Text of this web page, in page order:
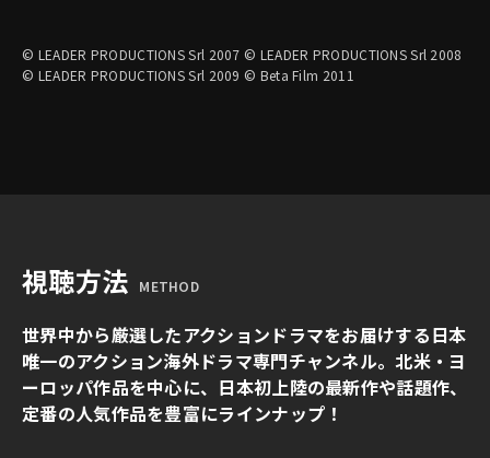
© LEADER PRODUCTIONS Srl 2007 © LEADER PRODUCTIONS Srl 2008
© LEADER PRODUCTIONS Srl 2009 © Beta Film 2011
視聴方法 METHOD
世界中から厳選したアクションドラマをお届けする日本
唯一のアクション海外ドラマ専門チャンネル。北米・ヨ
ーロッパ作品を中心に、日本初上陸の最新作や話題作、
定番の人気作品を豊富にラインナップ！